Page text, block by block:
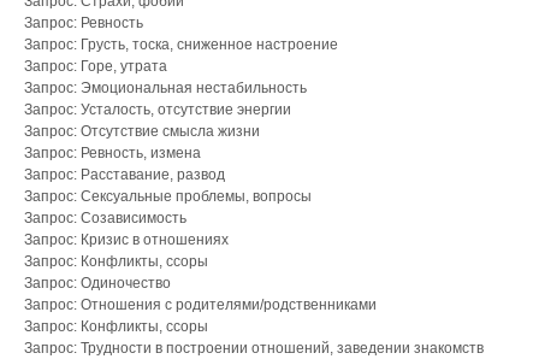
Запрос: Ревность
Запрос: Грусть, тоска, сниженное настроение
Запрос: Горе, утрата
Запрос: Эмоциональная нестабильность
Запрос: Усталость, отсутствие энергии
Запрос: Отсутствие смысла жизни
Запрос: Ревность, измена
Запрос: Расставание, развод
Запрос: Сексуальные проблемы, вопросы
Запрос: Созависимость
Запрос: Кризис в отношениях
Запрос: Конфликты, ссоры
Запрос: Одиночество
Запрос: Отношения с родителями/родственниками
Запрос: Конфликты, ссоры
Запрос: Трудности в построении отношений, заведении знакомств